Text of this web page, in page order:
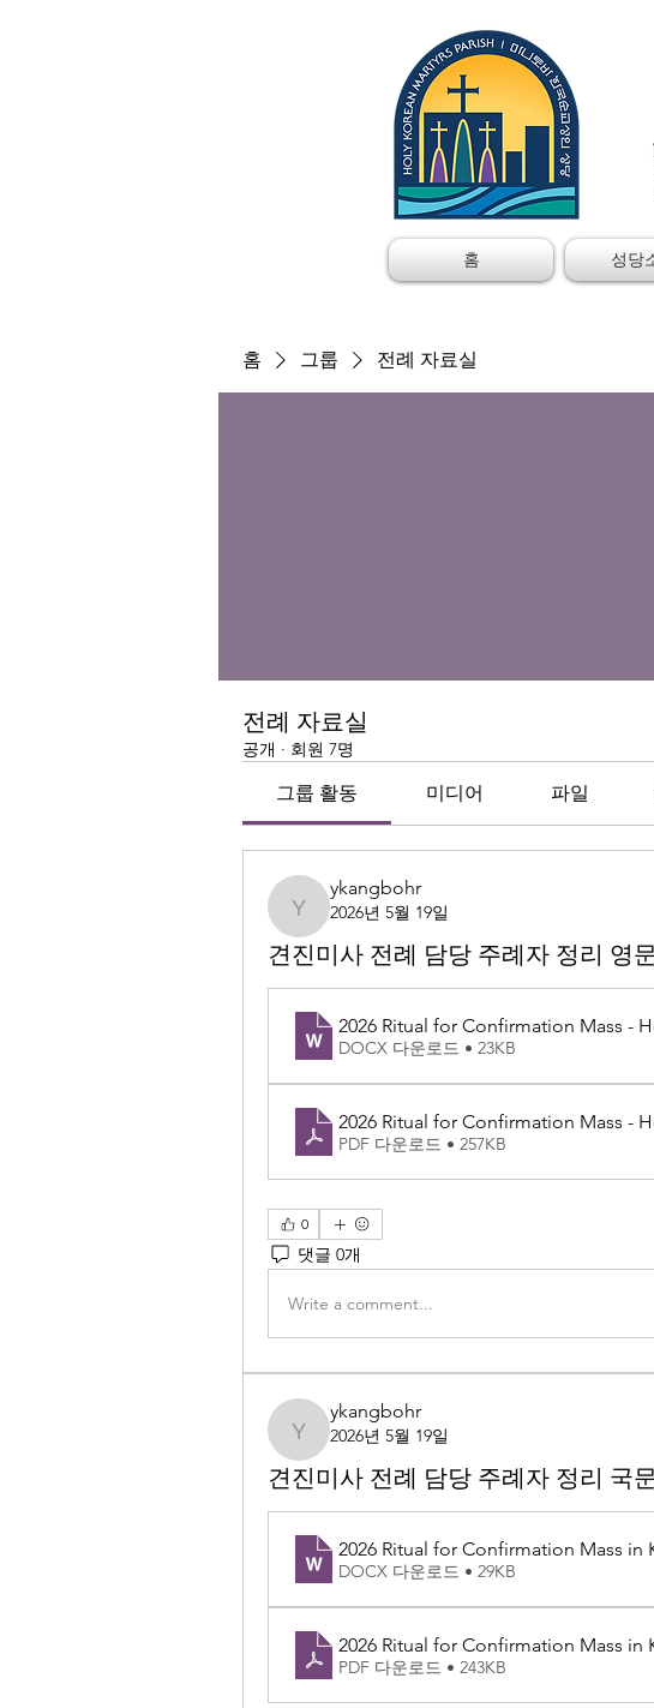
홈 성당
홈 그룹 전례 자료실
전례 자료실
공개 · 회원 7명
그룹 활동 미디어 파일
ykangbohr
ykangbohr
2026년 5월 19일
견진미사 전례 담당 주례자 정리 영
2026 Ritual for Confirmation Mass -
DOCX 다운로드 • 23KB
2026 Ritual for Confirmation Mass -
PDF 다운로드 • 257KB
0
댓글 0개
Write a comment...
ykangbohr
ykangbohr
2026년 5월 19일
견진미사 전례 담당 주례자 정리 국
2026 Ritual for Confirmation Mass in
DOCX 다운로드 • 29KB
2026 Ritual for Confirmation Mass in
PDF 다운로드 • 243KB